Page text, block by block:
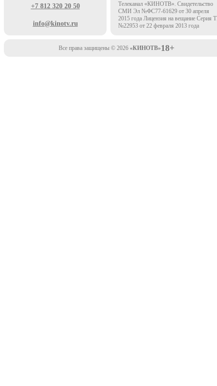
+7 812 320 20 50
info@kinotv.ru
Телеканал «КИНОТВ». Свидетельство
СМИ Эл №ФС77-61629 от 30 апреля
2015 года Лицензия на вещание Серия
№22953 от 22 февраля 2013 года
Все права защищены © 2026 «КИНОТВ»18+